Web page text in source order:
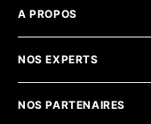
A PROPOS
NOS EXPERTS
NOS PARTENAIRES